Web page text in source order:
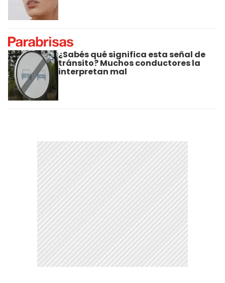
¿Sabés qué significa esta señal de
tránsito? Muchos conductores la
interpretan mal